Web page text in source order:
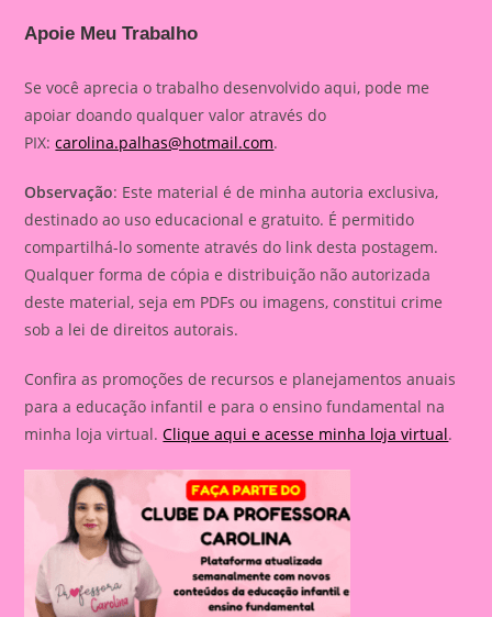
Apoie Meu Trabalho
Se você aprecia o trabalho desenvolvido aqui, pode me
apoiar doando qualquer valor através do
PIX:carolina.palhas@hotmail.com.
Observação: Este material é de minha autoria exclusiva,
destinado ao uso educacional e gratuito. É permitido
compartilhá-lo somente através do link desta postagem.
Qualquer forma de cópia e distribuição não autorizada
deste material, seja em PDFs ou imagens, constitui crime
sob a lei de direitos autorais.
Confira as promoções de recursos e planejamentos anuais
para a educação infantil e para o ensino fundamental na
minha loja virtual.Clique aqui e acesse minha loja virtual.